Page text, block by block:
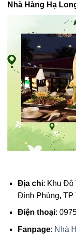
Nhà Hàng Hạ
Địa chỉ: Khu Đô
Đình Phùng, TP
Điện thoại:
Fanpage: Nhà